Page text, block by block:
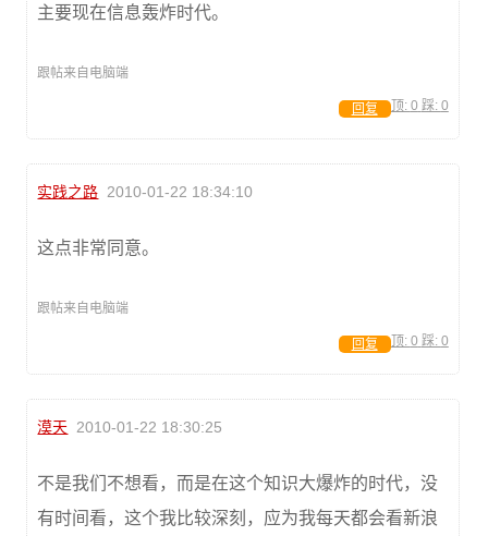
主要现在信息轰炸时代。
跟帖来自电脑端
顶: 0 踩: 0
回复
实践之路 2010-01-22 18:34:10
这点非常同意。
跟帖来自电脑端
顶: 0 踩: 0
回复
漠天 2010-01-22 18:30:25
不是我们不想看，而是在这个知识大爆炸的时代，没
有时间看，这个我比较深刻，应为我每天都会看新浪